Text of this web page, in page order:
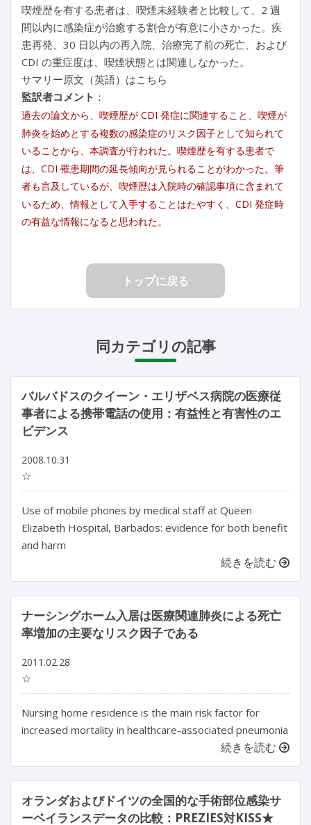
喫煙歴を有する患者は、喫煙未経験者と比較して、2 週
間以内に感染症が治癒する割合が有意に小さかった。疾
患再発、30 日以内の再入院、治療完了前の死亡、および
CDI の重症度は、喫煙状態とは関連しなかった。
サマリー原文（英語）はこちら
監訳者コメント ：
過去の論文から、喫煙歴が CDI 発症に関連すること、喫煙が
肺炎を始めとする複数の感染症のリスク因子として知られて
いることから、本調査が行われた。喫煙歴を有する患者で
は、CDI 罹患期間の延長傾向が見られることがわかった。筆
者も言及しているが、喫煙歴は入院時の確認事項に含まれて
いるため、情報として入手することはたやすく、CDI 発症時
の有益な情報になると思われた。
トップに戻る
同カテゴリの記事
バルバドスのクイーン・エリザベス病院の医療従
事者による携帯電話の使用：有益性と有害性のエ
ビデンス
2008.10.31
☆
Use of mobile phones by medical staff at Queen
Elizabeth Hospital, Barbados: evidence for both benefit
and harm
続きを読む
ナーシングホーム入居は医療関連肺炎による死亡
率増加の主要なリスク因子である
2011.02.28
☆
Nursing home residence is the main risk factor for
increased mortality in healthcare-associated pneumonia
続きを読む
オランダおよびドイツの全国的な手術部位感染サ
ーベイランスデータの比較：PREZIES対KISS★